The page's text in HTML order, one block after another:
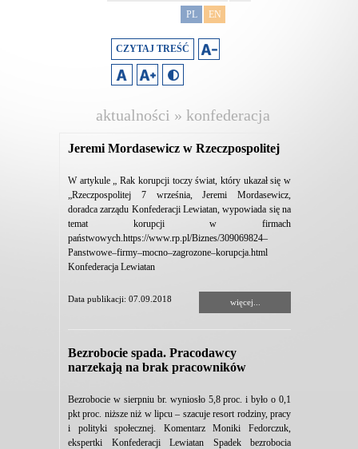
PL EN
CZYTAJ TREŚĆ
aktualności » konfederacja
Jeremi Mordasewicz w Rzeczpospolitej
W artykule „ Rak korupcji toczy świat, który ukazał się w
„Rzeczpospolitej 7 września, Jeremi Mordasewicz,
doradca zarządu Konfederacji Lewiatan, wypowiada się na
temat korupcji w firmach
państwowych.https://www.rp.pl/Biznes/309069824–
Panstwowe–firmy–mocno–zagrozone–korupcja.html
Konfederacja Lewiatan
Data publikacji: 07.09.2018 więcej...
Bezrobocie spada. Pracodawcy
narzekają na brak pracowników
Bezrobocie w sierpniu br. wyniosło 5,8 proc. i było o 0,1
pkt proc. niższe niż w lipcu – szacuje resort rodziny, pracy
i polityki społecznej. Komentarz Moniki Fedorczuk,
ekspertki Konfederacji Lewiatan Spadek bezrobocia